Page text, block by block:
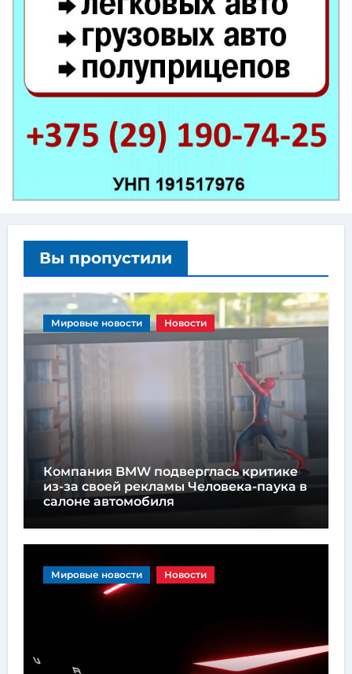
Вы пропустили
Мировые новости Новости
Компания BMW подверглась критике
из-за своей рекламы Человека-паука в
салоне автомобиля
Мировые новости Новости